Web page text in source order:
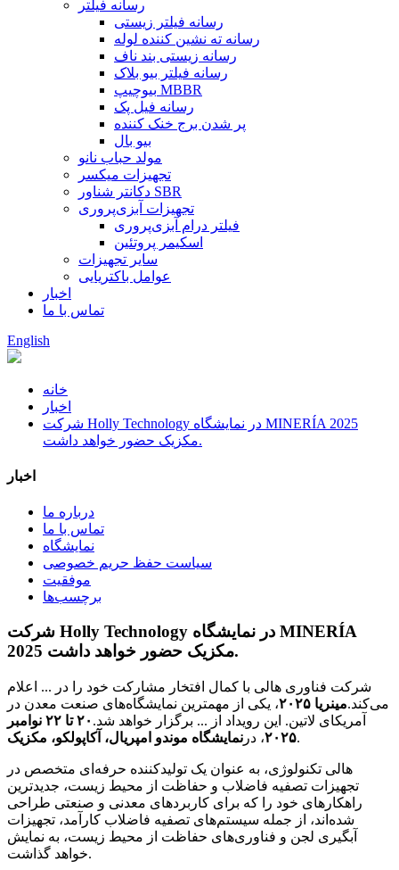
رسانه فیلتر
رسانه فیلتر زیستی
رسانه ته نشین کننده لوله
رسانه زیستی بند ناف
رسانه فیلتر بیو بلاک
بیوچیپ MBBR
رسانه فیل پک
پر شدن برج خنک کننده
بیو بال
مولد حباب نانو
تجهیزات میکسر
دکانتر شناور SBR
تجهیزات آبزی‌پروری
فیلتر درام آبزی‌پروری
اسکیمر پروتئین
سایر تجهیزات
عوامل باکتریایی
اخبار
تماس با ما
English
خانه
اخبار
شرکت Holly Technology در نمایشگاه MINERÍA 2025
مکزیک حضور خواهد داشت.
اخبار
درباره ما
تماس با ما
نمایشگاه
سیاست حفظ حریم خصوصی
موفقیت
برچسب‌ها
شرکت Holly Technology در نمایشگاه MINERÍA
2025 مکزیک حضور خواهد داشت.
شرکت فناوری هالی با کمال افتخار مشارکت خود را در ... اعلام
می‌کند.مینریا ۲۰۲۵
، یکی از مهمترین نمایشگاه‌های صنعت معدن در
آمریکای لاتین. این رویداد از ... برگزار خواهد شد.
۲۰ تا ۲۲ نوامبر
۲۰۲۵، در نمایشگاه موندو امپریال، آکاپولکو، مکزیک .
هالی تکنولوژی، به عنوان یک تولیدکننده حرفه‌ای متخصص در
تجهیزات تصفیه فاضلاب و حفاظت از محیط زیست، جدیدترین
راهکارهای خود را که برای کاربردهای معدنی و صنعتی طراحی
شده‌اند، از جمله سیستم‌های تصفیه فاضلاب کارآمد، تجهیزات
آبگیری لجن و فناوری‌های حفاظت از محیط زیست، به نمایش
خواهد گذاشت.